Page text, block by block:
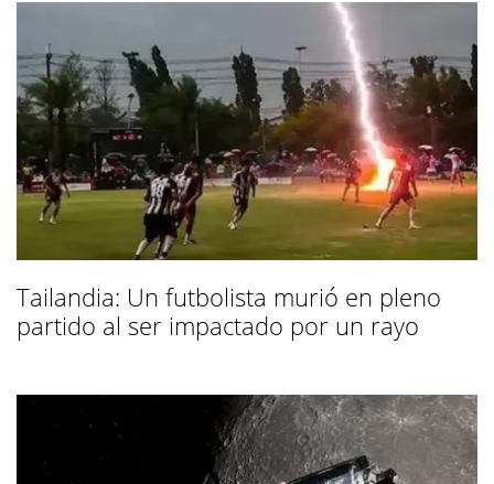
Tailandia: Un futbolista murió en pleno
partido al ser impactado por un rayo